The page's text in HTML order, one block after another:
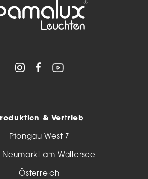
& Vertrieb
Pfongau West 7
Neumarkt am Wallersee
Österreich